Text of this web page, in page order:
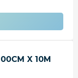
X 10M